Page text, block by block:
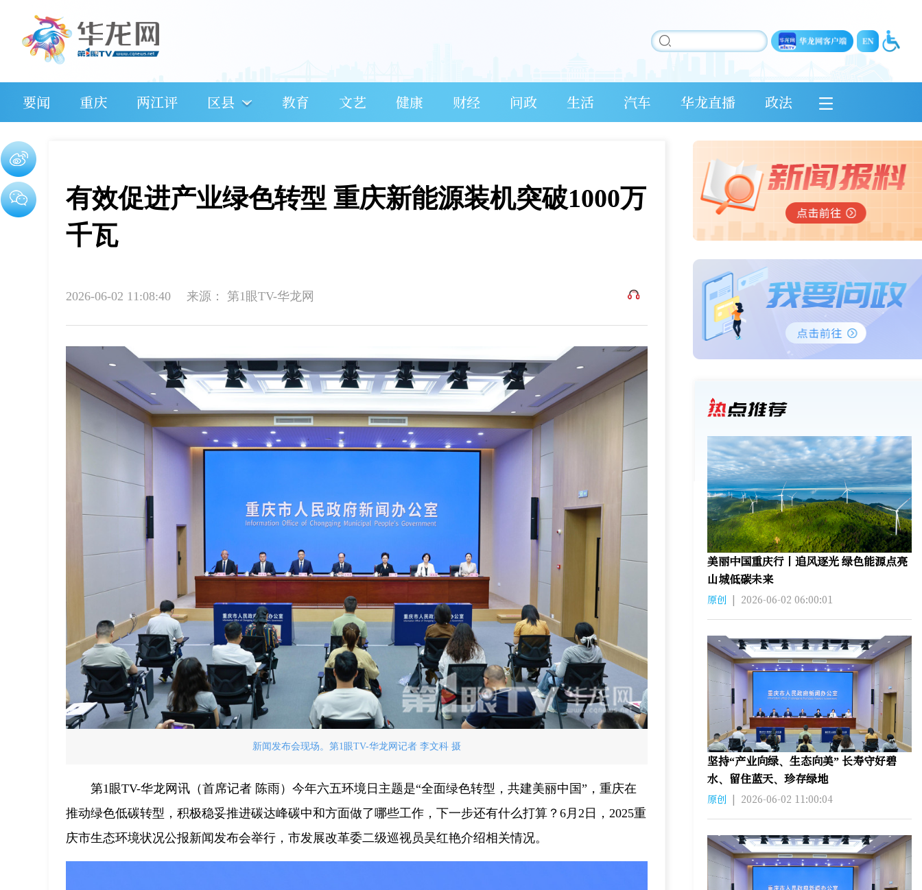
要闻 重庆 两江评 区县 教育 文艺 健康 财经 问政 生活 汽车 华龙直播 政法
有效促进产业绿色转型 重庆新能源装机突破1000万
千瓦
2026-06-02 11:08:40 来源： 第1眼TV-华龙网
新闻发布会现场。第1眼TV-华龙网记者 李文科 摄
第1眼TV-华龙网讯（首席记者 陈雨）今年六五环境日主题是“全面绿色转型，共建美丽中国”，重庆在
推动绿色低碳转型，积极稳妥推进碳达峰碳中和方面做了哪些工作，下一步还有什么打算？6月2日，2025重
庆市生态环境状况公报新闻发布会举行，市发展改革委二级巡视员吴红艳介绍相关情况。
美丽中国重庆行丨追风逐光 绿色能源点亮
山城低碳未来
原创 | 2026-06-02 06:00:01
坚持“产业向绿、生态向美” 长寿守好碧
水、留住蓝天、珍存绿地
原创 | 2026-06-02 11:00:04